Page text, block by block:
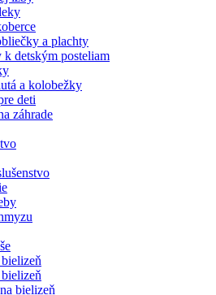
a plachty
detským posteliam
a kolobežky
deti
záhrade
bielizeň